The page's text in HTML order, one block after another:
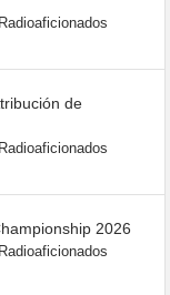
de
2026